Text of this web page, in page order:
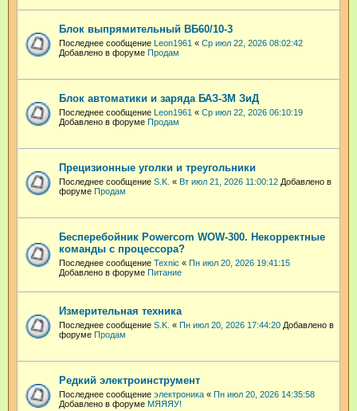
Блок выпрямительный ВБ60/10-3
Последнее сообщение Leon1961 « Ср июл 22, 2026 08:02:42
Добавлено в форуме Продам
Блок автоматики и заряда БАЗ-3М ЗиД
Последнее сообщение Leon1961 « Ср июл 22, 2026 06:10:19
Добавлено в форуме Продам
Прецизионные уголки и треугольники
Последнее сообщение S.K. « Вт июл 21, 2026 11:00:12 Добавлено в
форуме Продам
Бесперебойник Powercom WOW-300. Некорректные
команды с процессора?
Последнее сообщение Техnic « Пн июл 20, 2026 19:41:15
Добавлено в форуме Питание
Измерительная техника
Последнее сообщение S.K. « Пн июл 20, 2026 17:44:20 Добавлено в
форуме Продам
Редкий электроинструмент
Последнее сообщение электроника « Пн июл 20, 2026 14:35:58
Добавлено в форуме МЯЯЯУ!